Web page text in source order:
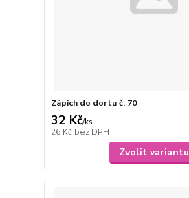
Zápich do dortu č. 70
32 Kč/ks
26 Kč bez DPH
Zvolit variantu